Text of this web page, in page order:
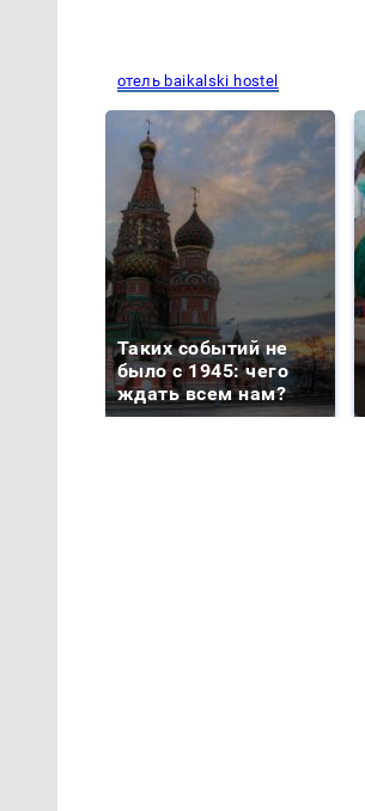
отель baikalski hostel
Таких событий не
было с 1945: чего
ждать всем нам?